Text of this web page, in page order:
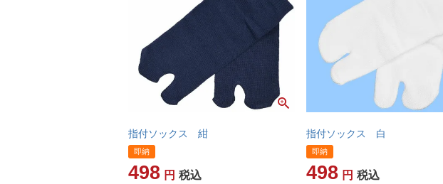
指付ソックス 紺
即納
498 税込
指付ソックス 白
即納
498 税込